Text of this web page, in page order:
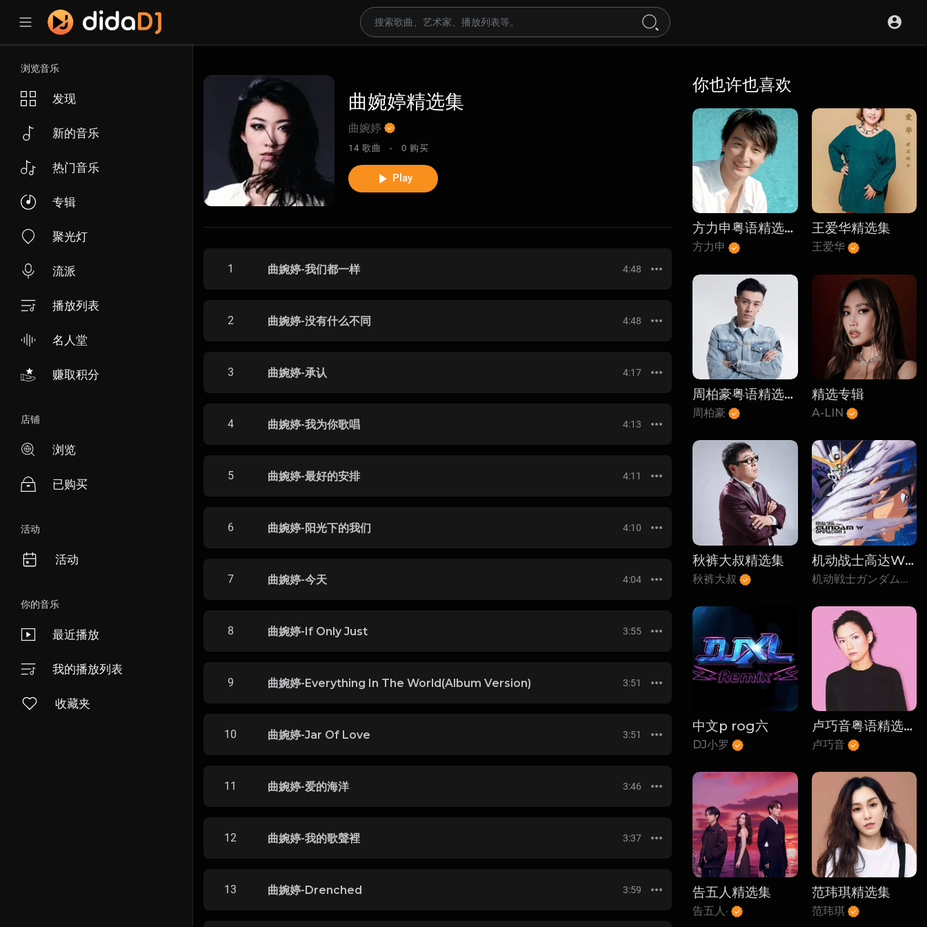
浏览音乐
发现
新的音乐
热门音乐
专辑
聚光灯
流派
播放列表
名人堂
赚取积分
店铺
浏览
已购买
活动
活动
你的音乐
最近播放
我的播放列表
收藏夹
曲婉婷精选集
曲婉婷
14 歌曲 - 0 购买
Play
1 曲婉婷-我们都一样 4:48
2 曲婉婷-没有什么不同 4:48
3 曲婉婷-承认 4:17
4 曲婉婷-我为你歌唱 4:13
5 曲婉婷-最好的安排 4:11
6 曲婉婷-阳光下的我们 4:10
7 曲婉婷-今天 4:04
8 曲婉婷-If Only Just 3:55
9 曲婉婷-Everything In The World(Album Version) 3:51
10 曲婉婷-Jar Of Love 3:51
11 曲婉婷-爱的海洋 3:46
12 曲婉婷-我的歌聲裡 3:37
13 曲婉婷-Drenched 3:59
你也许也喜欢
方力申粤语精选10首
方力申
王爱华精选集
王爱华
周柏豪粤语精选10首
周柏豪
精选专辑
A-LIN
秋裤大叔精选集
秋裤大叔
机动战士高达W精选集
机动戦士ガンダムW
中文p rog六
DJ小罗
卢巧音粤语精选10首
卢巧音
告五人精选集
告五人·
范玮琪精选集
范玮琪